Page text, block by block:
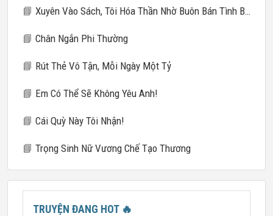
📘 Xuyên Vào Sách, Tôi Hóa Thần Nhờ Buôn Bán Tình Báo
📘 Chân Ngắn Phi Thường
📘 Rút Thẻ Vô Tận, Mỗi Ngày Một Tỷ
📘 Em Có Thể Sẽ Không Yêu Anh!
📘 Cái Quỳ Này Tôi Nhận!
📘 Trọng Sinh Nữ Vương Chế Tạo Thương
TRUYỆN ĐANG HOT 🔥